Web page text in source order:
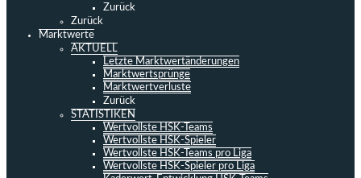
Zurück
Zurück
Marktwerte
AKTUELL
Letzte Marktwertänderungen
Marktwertsprünge
Marktwertverluste
Zurück
STATISTIKEN
Wertvollste HSK-Teams
Wertvollste HSK-Spieler
Wertvollste HSK-Teams pro Liga
Wertvollste HSK-Spieler pro Liga